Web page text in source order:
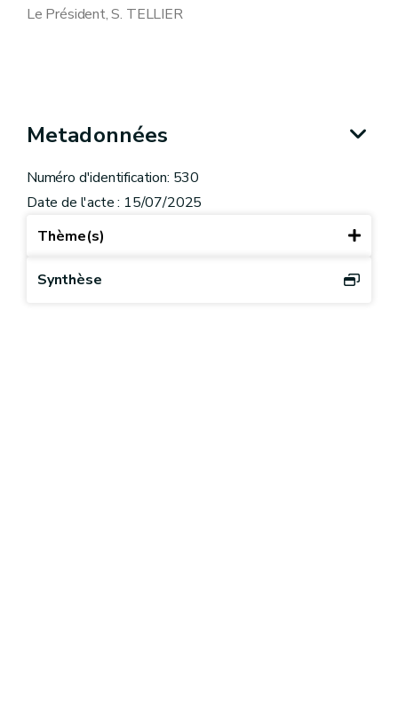
Le Président, S. TELLIER
Metadonnées
Numéro d'identification: 530
Date de l'acte : 15/07/2025
Thème(s)
Synthèse